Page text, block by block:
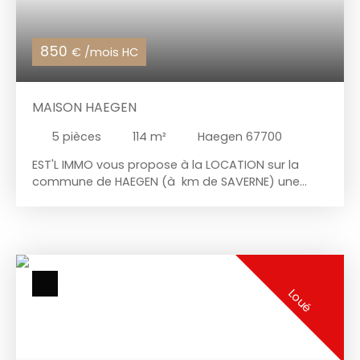
850 € /mois HC
MAISON HAEGEN
5 pièces 114 m²
Haegen 67700
EST'L IMMO vous propose à la LOCATION sur la
commune de HAEGEN (à km de SAVERNE) une
large palier pouvant servir de bureau ou de salle
de jeux, 3 chambres, salle d'eau avec WC, grenier
à l'extérieur : 1 dépendance garage double DIVERS :
* c'est une maison ANCIENNE de village : au rez-
de-chaussée les plafonds sont très bas environ
Loué